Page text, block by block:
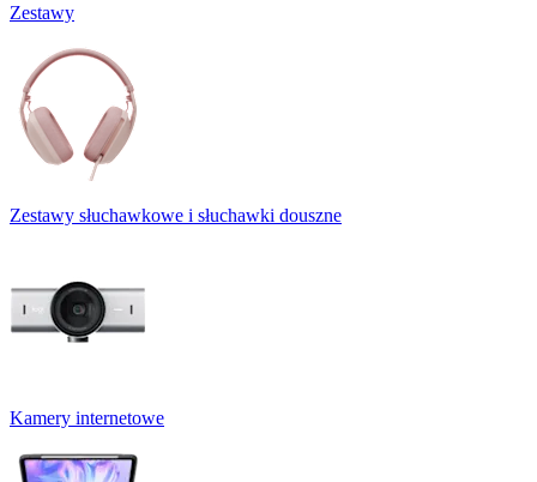
Zestawy
Zestawy słuchawkowe i słuchawki douszne
Kamery internetowe